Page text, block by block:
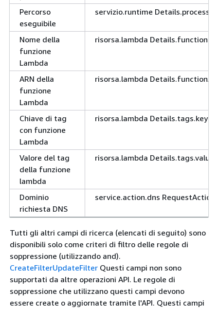
Percorso
eseguibile
servizio.runtime
Nome della
funzione
Lambda
risorsa.lambda
ARN della
funzione
Lambda
risorsa.lambda
Chiave di tag
con funzione
Lambda
risorsa.lambda Details.tags.key
Valore del tag
della funzione
lambda
risorsa.lambda Details.tags.value
Dominio
richiesta DNS
service.action.dns
Tutti gli altri campi di ricerca (elencati di seguito) sono
disponibili solo come criteri di filtro delle regole di
soppressione (utilizzando and).
CreateFilterUpdateFilter Questi campi non sono
supportati da altre operazioni API. Le regole di
soppressione che utilizzano questi campi devono
essere create o aggiornate tramite l'API. Questi campi